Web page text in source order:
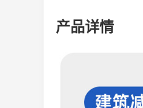
产品详情